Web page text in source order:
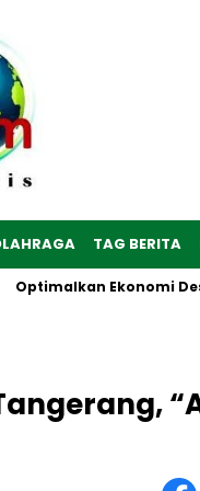
TAG BERITA
Ekonomi Desa,